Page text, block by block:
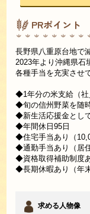
PRポイント
長野県八重原台地で
2023年より沖縄県石
各種手当を充実させ
◆1年分の米支給（社
◆旬の信州野菜を随
◆新生活応援金とし
◆年間休日95日
◆住宅手当あり（
◆通勤手当あり（居
◆資格取得補助制度
◆長期休暇あり（年
求める人物像